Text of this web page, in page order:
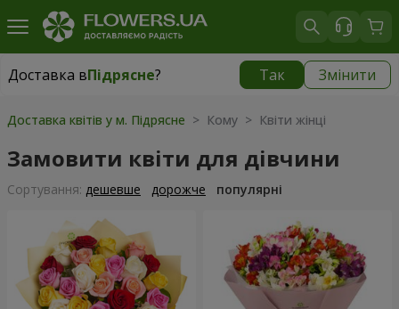
Доставка вПідрясне? Так Змінити
Доставка вПідрясне|
Доставка квітів у м. Підрясне > Кому > Квіти жінці
Замовити квіти для дівчини
Сортування: дешевше дорожче популярні